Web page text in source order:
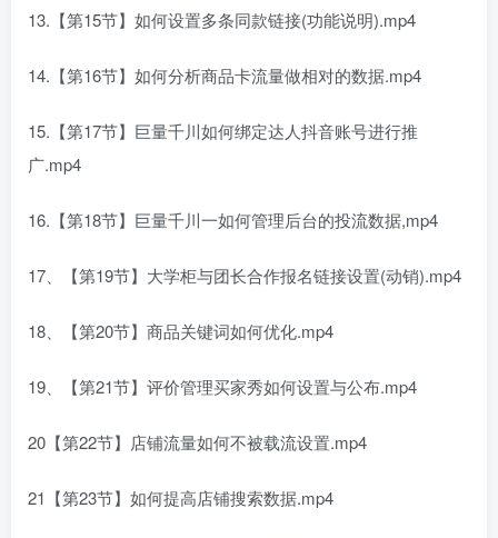
13.【第15节】如何设置多条同款链接(功能说明).mp4
14.【第16节】如何分析商品卡流量做相对的数据.mp4
15.【第17节】巨量千川如何绑定达人抖音账号进行推
广.mp4
16.【第18节】巨量千川一如何管理后台的投流数据,mp4
17、【第19节】大学柜与团长合作报名链接设置(动销).mp4
18、【第20节】商品关键词如何优化.mp4
19、【第21节】评价管理买家秀如何设置与公布.mp4
20【第22节】店铺流量如何不被载流设置.mp4
21【第23节】如何提高店铺搜索数据.mp4